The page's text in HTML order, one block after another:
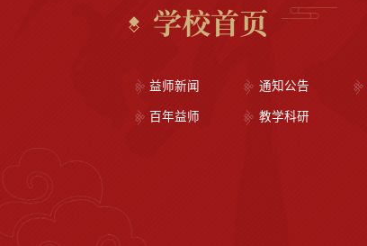
学校首页
益师新闻 通知公告
百年益师 教学科研